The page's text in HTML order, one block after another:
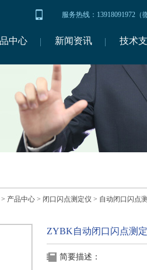
服务热线：13918091972（
中心 新闻资讯 技术
> 产品中心 > 闭口闪点测定仪 > 自动闭口闪点
ZYBK自动闭口闪点测
简要描述：